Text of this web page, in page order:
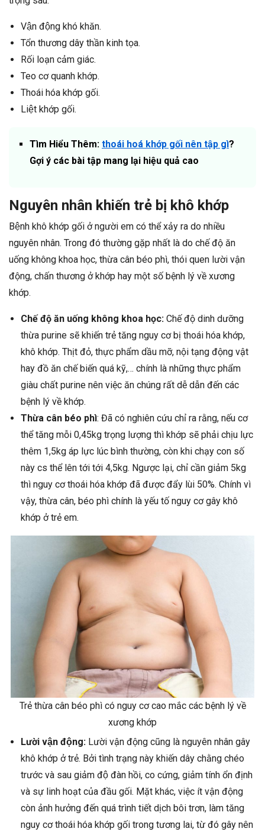
Vận động khó khăn.
Tổn thương dây thần kinh tọa.
Rối loạn cảm giác.
Teo cơ quanh khớp.
Thoái hóa khớp gối.
Liệt khớp gối.
Tìm Hiểu Thêm: thoái hoá khớp gối nên tập gì?
Gợi ý các bài tập mang lại hiệu quả cao
Nguyên nhân khiến trẻ bị khô khớp
Bệnh khô khớp gối ở người em có thể xảy ra do nhiều
nguyên nhân. Trong đó thường gặp nhất là do chế độ ăn
uống không khoa học, thừa cân béo phì, thói quen lười vận
động, chấn thương ở khớp hay một số bệnh lý về xương
khớp.
Chế độ ăn uống không khoa học: Chế độ dinh dưỡng
thừa purine sẽ khiến trẻ tăng nguy cơ bị thoái hóa khớp,
khô khớp. Thịt đỏ, thực phẩm dầu mỡ, nội tạng động vật
hay đồ ăn chế biến quá kỹ,… chính là những thực phẩm
giàu chất purine nên việc ăn chúng rất dễ dẫn đến các
bệnh lý về khớp.
Thừa cân béo phì: Đã có nghiên cứu chỉ ra rằng, nếu cơ
thể tăng mỗi 0,45kg trọng lượng thì khớp sẽ phải chịu lực
thêm 1,5kg áp lực lúc bình thường, còn khi chạy con số
này cs thể lên tới tới 4,5kg. Ngược lại, chỉ cần giảm 5kg
thì nguy cơ thoái hóa khớp đã được đẩy lùi 50%. Chính vì
vậy, thừa cân, béo phì chính là yếu tố nguy cơ gây khô
khớp ở trẻ em.
Trẻ thừa cân béo phì có nguy cơ cao mắc các bệnh lý về
xương khớp
Lười vận động: Lười vận động cũng là nguyên nhân gây
khô khớp ở trẻ. Bởi tình trạng này khiến dây chằng chéo
trước và sau giảm độ đàn hồi, co cứng, giảm tính ổn định
và sự linh hoạt của đầu gối. Mặt khác, việc ít vận động
còn ảnh hưởng đến quá trình tiết dịch bôi trơn, làm tăng
nguy cơ thoái hóa khớp gối trong tương lai, từ đó gây nên